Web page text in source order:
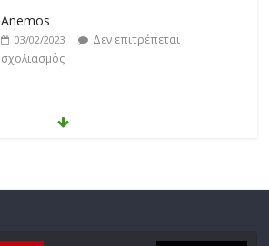
Anemos
03/02/2023
Δεν επιτρέπεται
σχολιασμός
Θοδωρής Φέρρης